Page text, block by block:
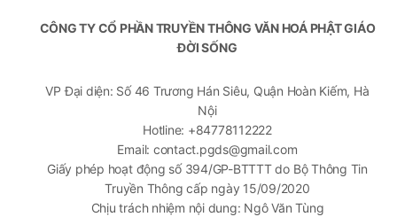
CÔNG TY CỔ PHẦN TRUYỀN THÔNG VĂN HOÁ PHẬT GIÁO
ĐỜI SỐNG
VP Đại diện: Số 46 Trương Hán Siêu, Quận Hoàn Kiếm, Hà
Nội
Hotline: +84778112222
Email: contact.pgds@gmail.com
Giấy phép hoạt động số 394/GP-BTTTT do Bộ Thông Tin
Truyền Thông cấp ngày 15/09/2020
Chịu trách nhiệm nội dung: Ngô Văn Tùng